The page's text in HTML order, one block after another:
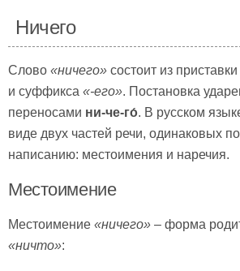
Ничего
Слово «ничего» состоит из приставки
и суффикса «-его». Постановка
переносами ни-че-го́. В русском
виде двух частей речи, одинаковых
написанию: местоимения и наречия.
Местоимение
Местоимение «ничего» – форма
«ничто»: